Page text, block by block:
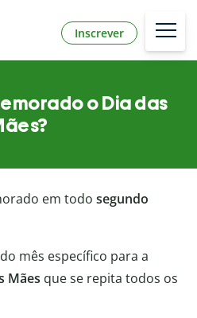
Inscrever
o Dia das
em todo segundo
mês específico para a
Mães que se repita todos os